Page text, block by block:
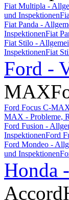
Fiat Multipla -
und Inspektionen
Fiat Panda -
InspektionenFiat
Fiat Stilo -
InspektionenFiat
Ford -
MAX
Ford Focus C-
MAX - Probleme,
Ford Fusion -
InspektionenFord
Ford Mondeo -
und Inspektionen
Honda
Accord